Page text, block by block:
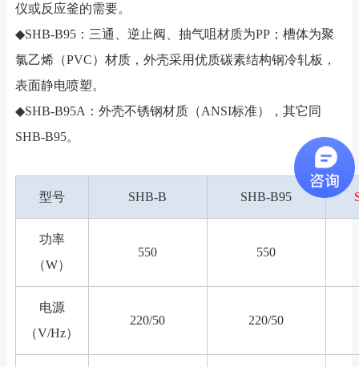
仪或反应釜的需要。
◆SHB-B95：三通、逆止阀、抽气咀材质为PP；槽体为聚
氯乙烯（PVC）材质，外壳采用优质碳素结构钢冷轧板，
表面静电喷塑。
◆SHB-B95A：外壳不锈钢材质（ANSI标准），其它同
SHB-B95。
型号 SHB-B SHB-B95
功率
（W）
550 550
电源
（V/Hz）
220/50 220/50